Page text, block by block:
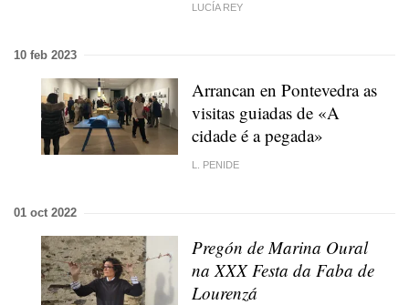
LUCÍA REY
10 feb 2023
Arrancan en Pontevedra as
visitas guiadas de «A
cidade é a pegada»
L. PENIDE
01 oct 2022
Pregón de Marina Oural
na XXX Festa da Faba de
Lourenzá